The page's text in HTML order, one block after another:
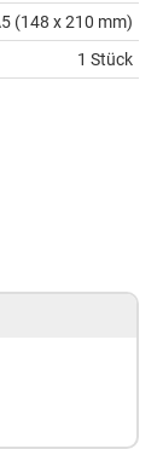
(148 x 210 mm)
1 Stück